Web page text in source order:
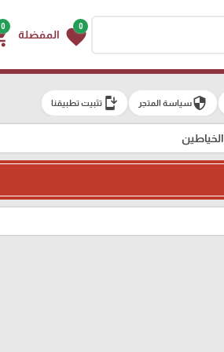
0
favorite المفضلة
0
securityسياسة المتجر install_mobileتثبيت تطبيقنا